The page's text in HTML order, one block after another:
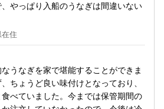
やっぱり入船のうなぎは間違いない
住
うなぎを家で堪能することができま
ちょうど良い味付けとなっており、
べていました。今までは保管期間の